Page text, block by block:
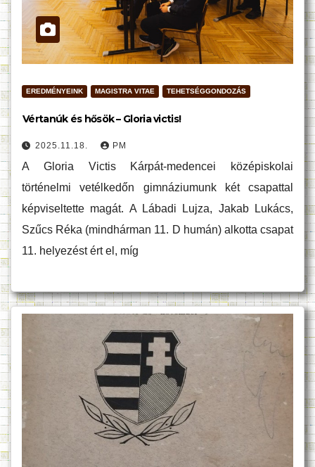
EREDMÉNYEINK MAGISTRA VITAE TEHETSÉGGONDOZÁS
Vértanúk és hősök – Gloria victis!
2025.11.18. PM
A Gloria Victis Kárpát-medencei középiskolai
történelmi vetélkedőn gimnáziumunk két csapattal
képviseltette magát. A Lábadi Lujza, Jakab Lukács,
Szűcs Réka (mindhárman 11. D humán) alkotta csapat
11. helyezést ért el, míg